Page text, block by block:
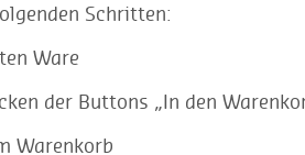
Schritten:
Ware
der Buttons „In den
Warenkorb